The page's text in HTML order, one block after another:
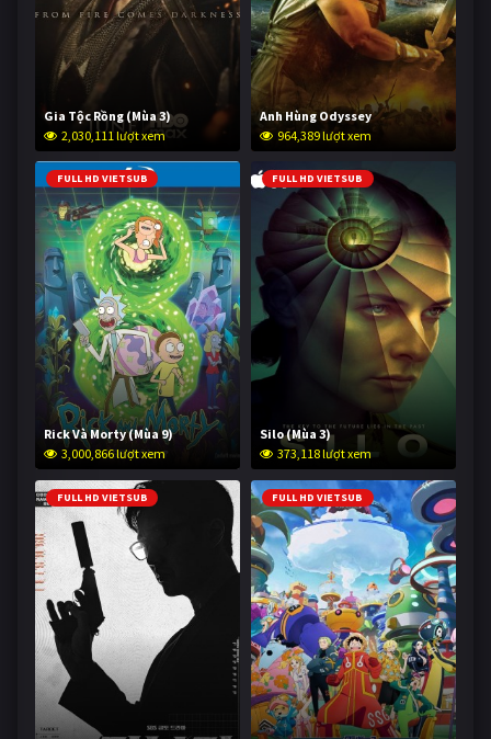
Gia Tộc Rồng (Mùa 3)
2,030,111 lượt xem
Anh Hùng Odyssey
964,389 lượt xem
FULL HD VIETSUB
Rick Và Morty (Mùa 9)
3,000,866 lượt xem
FULL HD VIETSUB
Silo (Mùa 3)
373,118 lượt xem
FULL HD VIETSUB FULL HD VIETSUB